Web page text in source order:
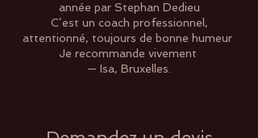
année par Stephan Dedieu
C’est un coach professionnel,
attentionné, toujours de bonne humeur
Je recommande vivement
— Isa, Bruxelles.